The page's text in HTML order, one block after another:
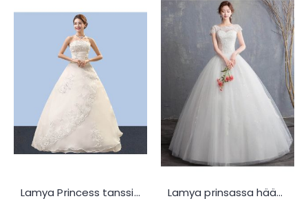
Lamya Princess tanssiais hääpuku L138 Lamya prinsassa hääpuku L793